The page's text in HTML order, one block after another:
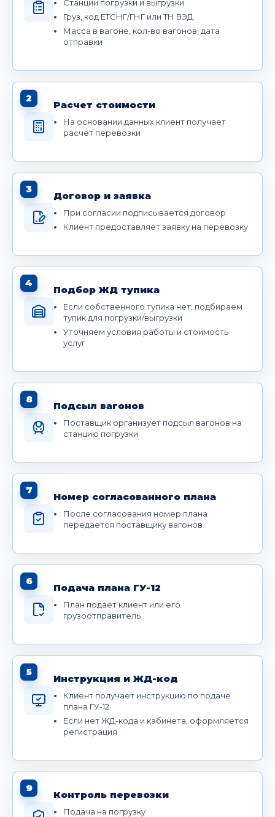
Станции погрузки и выгрузки
Груз, код ЕТСНГ/ГНГ или ТН ВЭД
Масса в вагоне, кол-во вагонов, дата
отправки
2
Расчет стоимости
На основании данных клиент получает
расчет перевозки
3
Договор и заявка
При согласии подписывается договор
Клиент предоставляет заявку на перевозку
4
Подбор ЖД тупика
Если собственного тупика нет, подбираем
тупик для погрузки/выгрузки
Уточняем условия работы и стоимость
услуг
8
Подсыл вагонов
Поставщик организует подсыл вагонов на
станцию погрузки
7
Номер согласованного плана
После согласования номер плана
передается поставщику вагонов
6
Подача плана ГУ-12
План подает клиент или его
грузоотправитель
5
Инструкция и ЖД-код
Клиент получает инструкцию по подаче
плана ГУ-12
Если нет ЖД-кода и кабинета, оформляется
регистрация
9
Контроль перевозки
Подача на погрузку